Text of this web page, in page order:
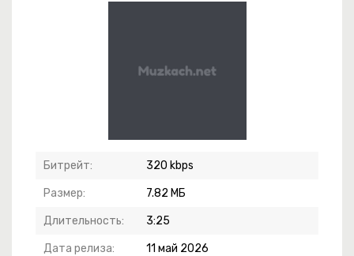
Битрейт: 320 kbps
Размер: 7.82 МБ
Длительность: 3:25
Дата релиза: 11 май 2026